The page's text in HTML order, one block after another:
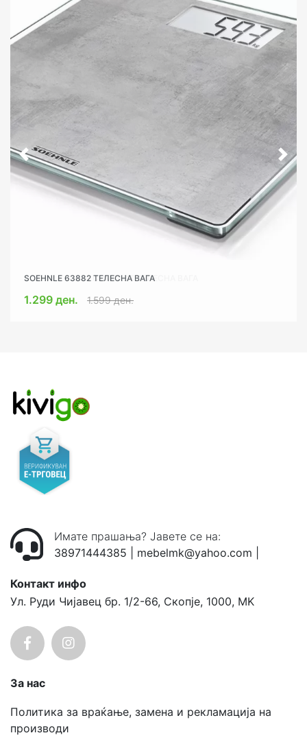
SOEHNLE 63882 ТЕЛЕСНА ВАГА
1.299 ден. 1.599 ден.
SOEHNLE 63881 COMPACT ТЕЛЕСНА ВАГА
1.249 ден. 1.599 ден.
Имате прашања? Јавете се на:
38971444385
mebelmk@yahoo.com
Контакт инфо
Ул. Руди Чијавец бр. 1/2-66, Скопје, 1000, MK
За нас
Политика за враќање, замена и рекламација на
производи